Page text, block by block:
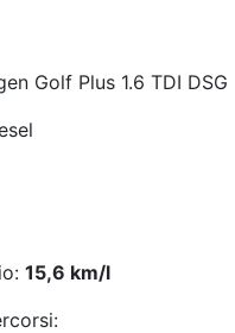
Golf Plus 1.6 TDI DSG
15,6 km/l